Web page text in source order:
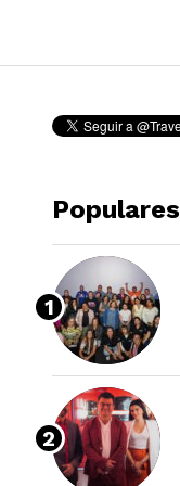
Populares